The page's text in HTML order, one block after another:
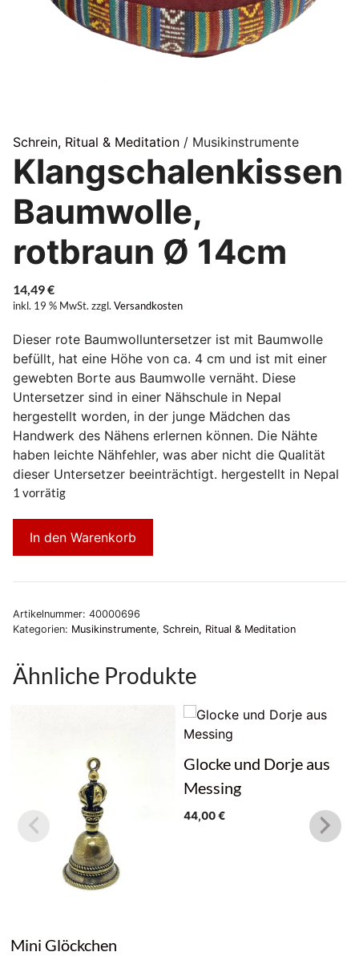
Schrein, Ritual & Meditation / Musikinstrumente
Klangschalenkissen
Baumwolle,
rotbraun Ø 14cm
14,49€
inkl. 19 % MwSt. zzgl. Versandkosten
Dieser rote Baumwolluntersetzer ist mit Baumwolle
befüllt, hat eine Höhe von ca. 4 cm und ist mit einer
gewebten Borte aus Baumwolle vernäht. Diese
Untersetzer sind in einer Nähschule in Nepal
hergestellt worden, in der junge Mädchen das
Handwerk des Nähens erlernen können. Die Nähte
haben leichte Nähfehler, was aber nicht die Qualität
dieser Untersetzer beeinträchtigt. hergestellt in Nepal
1 vorrätig
In den Warenkorb
Artikelnummer: 40000696
Kategorien: Musikinstrumente, Schrein, Ritual & Meditation
Ähnliche Produkte
Mini Glöckchen
Glocke und Dorje aus
Messing
44,00€